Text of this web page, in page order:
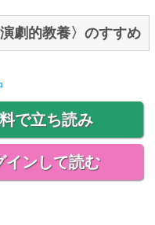
劇的教養〉のすすめ
で立ち読み
ンして読む